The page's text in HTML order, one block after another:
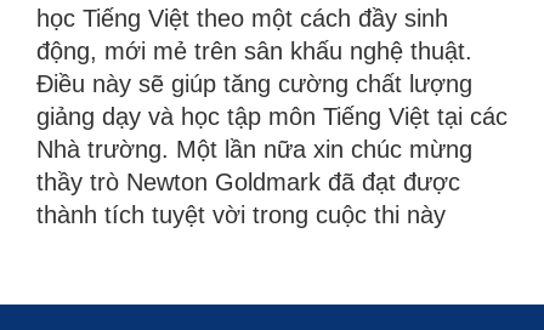
học Tiếng Việt theo một cách đầy sinh
động, mới mẻ trên sân khấu nghệ thuật.
Điều này sẽ giúp tăng cường chất lượng
giảng dạy và học tập môn Tiếng Việt tại các
Nhà trường. Một lần nữa xin chúc mừng
thầy trò Newton Goldmark đã đạt được
thành tích tuyệt vời trong cuộc thi này